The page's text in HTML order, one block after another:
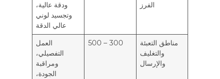
الفرز
ودقة عالية،
وتجسيد لوني
عالي الدقة
مناطق التعبئة
والتغليف
والإرسال
300 – 500
العمل
التفصيلي،
ومراقبة
الجودة،